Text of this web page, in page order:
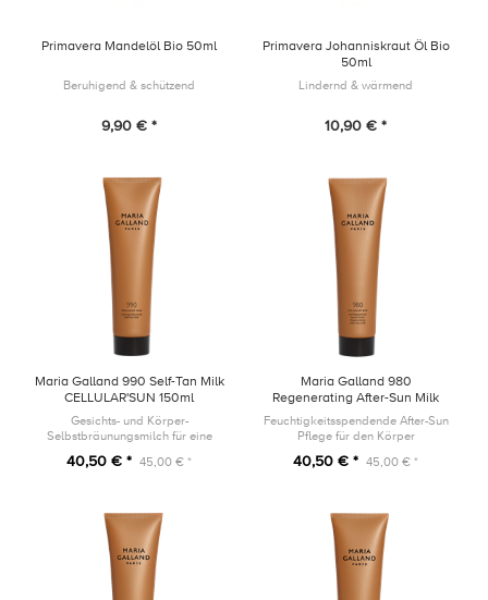
Primavera Mandelöl Bio 50ml
Beruhigend & schützend
9,90 € *
Primavera Johanniskraut Öl Bio
50ml
Lindernd & wärmend
10,90 € *
Maria Galland 990 Self-Tan Milk
CELLULAR'SUN 150ml
Gesichts- und Körper-
Selbstbräunungsmilch für eine
anhaltende Bräune, einfach
40,50 € * 45,00 € *
Maria Galland 980
Regenerating After-Sun Milk
CELLULAR'SUN 150ml
Feuchtigkeitsspendende After-Sun
Pflege für den Körper
40,50 € * 45,00 € *